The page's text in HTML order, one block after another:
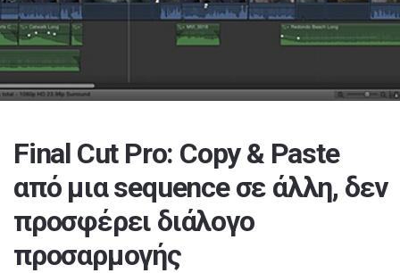
Final Cut Pro: Copy & Paste
από μια sequence σε άλλη, δεν
προσφέρει διάλογο
προσαρμογής